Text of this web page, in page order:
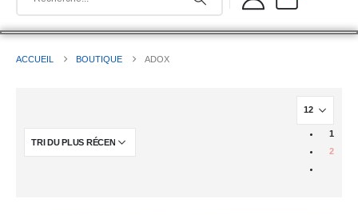
ACCUEIL BOUTIQUE ADOX
1
2